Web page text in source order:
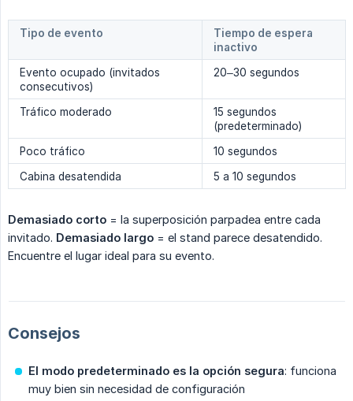
Tipo de evento
Tiempo de espera
inactivo
Evento ocupado (invitados
consecutivos)
20–30 segundos
Tráfico moderado
15 segundos
(predeterminado)
Poco tráfico
10 segundos
Cabina desatendida
5 a 10 segundos
Demasiado corto = la superposición parpadea entre cada
invitado. Demasiado largo = el stand parece desatendido.
Encuentre el lugar ideal para su evento.
Consejos
El modo predeterminado es la opción segura: funciona
muy bien sin necesidad de configuración